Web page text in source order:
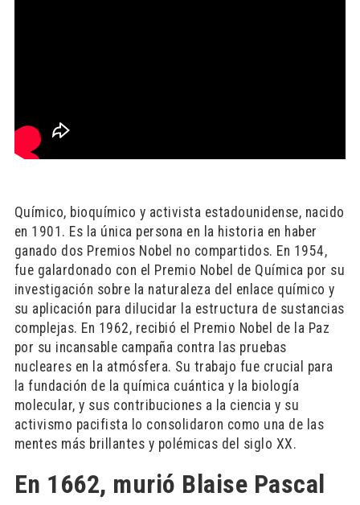
Químico, bioquímico y activista estadounidense, nacido
en 1901. Es la única persona en la historia en haber
ganado dos Premios Nobel no compartidos. En 1954,
fue galardonado con el Premio Nobel de Química por su
investigación sobre la naturaleza del enlace químico y
su aplicación para dilucidar la estructura de sustancias
complejas. En 1962, recibió el Premio Nobel de la Paz
por su incansable campaña contra las pruebas
nucleares en la atmósfera. Su trabajo fue crucial para
la fundación de la química cuántica y la biología
molecular, y sus contribuciones a la ciencia y su
activismo pacifista lo consolidaron como una de las
mentes más brillantes y polémicas del siglo XX.
En 1662, murió Blaise Pascal